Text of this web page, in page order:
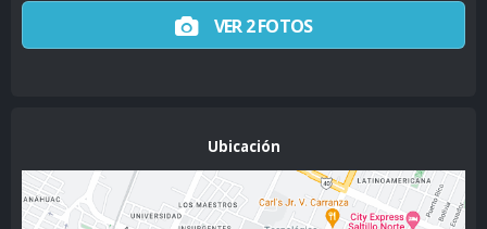
VER 2 FOTOS
Ubicación